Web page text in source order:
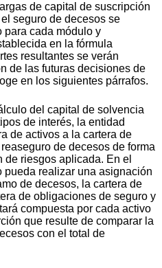
de capital de suscripción
seguro de decesos se
para cada módulo y
en la fórmula
resultantes se verán
de las futuras decisiones de
en los siguientes párrafos.
del capital de solvencia
de interés, la entidad
de activos a la cartera de
de decesos de forma
riesgos aplicada. En el
pueda realizar una asignación
de decesos, la cartera de
de obligaciones de seguro y
compuesta por cada activo
que resulte de comparar la
con el total de